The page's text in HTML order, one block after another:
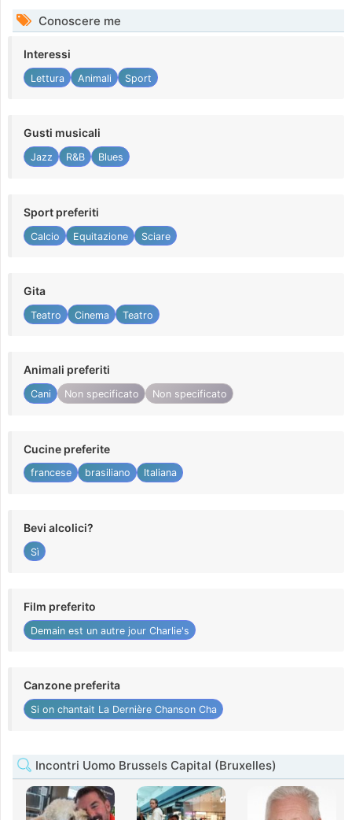
Conoscere me
Interessi
Lettura Animali Sport
Gusti musicali
Jazz R&B Blues
Sport preferiti
Calcio Equitazione Sciare
Gita
Teatro Cinema Teatro
Animali preferiti
Cani Non specificato Non specificato
Cucine preferite
francese brasiliano Italiana
Bevi alcolici?
Sì
Film preferito
Demain est un autre jour Charlie's
Canzone preferita
Si on chantait La Dernière Chanson Cha
Incontri Uomo Brussels Capital (Bruxelles)